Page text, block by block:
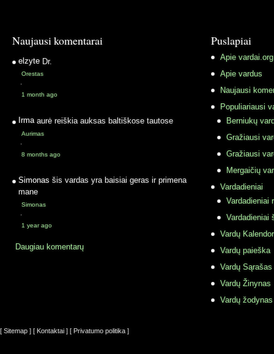
Naujausi komentarai
elzyte Dr.
Orestas
·
1 month ago
Irma aurė reiškia auksas baltiškose tautose
Aurimas
·
8 months ago
Simonas šis vardas yra baisiai geras ir primena
mane
Simonas
·
1 year ago
Daugiau komentarų
Puslapiai
Apie vardai.org
Apie vardus
Naujausi
Populiariausi
Berniukų
Gražiausi
Gražiausi
Mergaičių
Vardadieniai
Vardadieniai
Vardadieniai
Vardų
Vardų paieška
Vardų Sąrašas
Vardų Žinynas
Vardų
[ Sitemap ] [ Kontaktai ] [ Privatumo politika ]